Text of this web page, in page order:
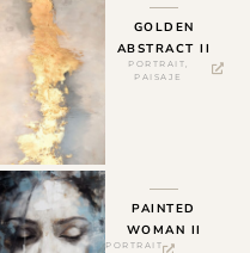
GOLDEN
ABSTRACT II
PORTRAIT,
PAISAJE
PAINTED
WOMAN II
PORTRAIT